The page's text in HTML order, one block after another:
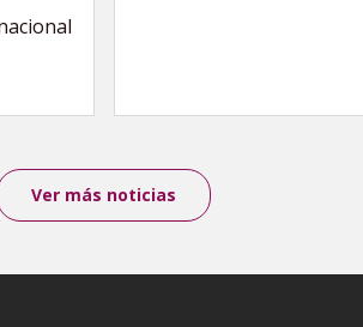
Ver más noticias